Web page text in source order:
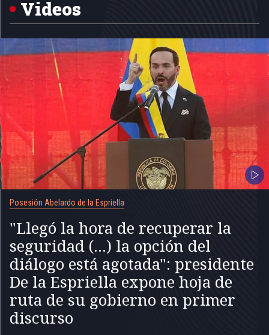
Videos
Posesión Abelardo de la Espriella
"Llegó la hora de recuperar la
seguridad (...) la opción del
diálogo está agotada": presidente
De la Espriella expone hoja de
ruta de su gobierno en primer
discurso